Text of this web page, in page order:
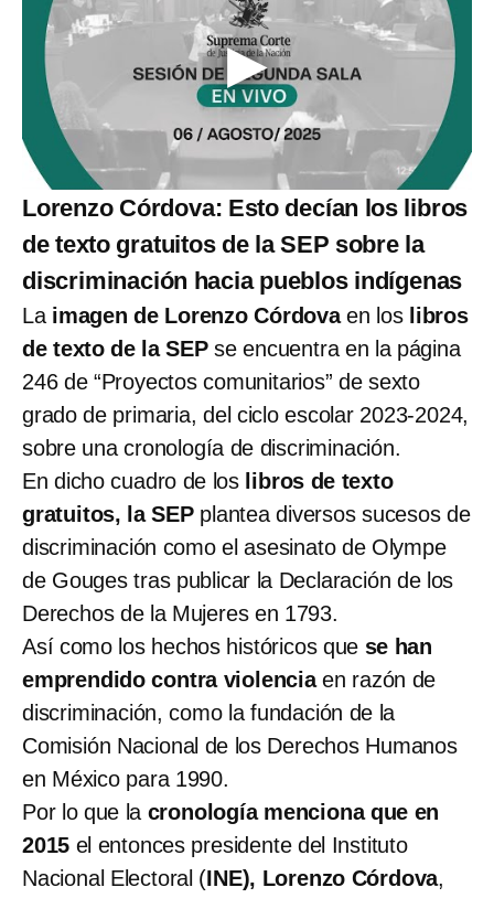
Lorenzo Córdova: Esto decían los libros
de texto gratuitos de la SEP sobre la
discriminación hacia pueblos indígenas
La imagen de Lorenzo Córdovaen los libros
de texto de la SEPse encuentra en la página
246 de “Proyectos comunitarios” de sexto
grado de primaria, del ciclo escolar 2023-2024,
sobre una cronología de discriminación.
En dicho cuadro de los libros de texto
gratuitos, la SEPplantea diversos sucesos de
discriminación como el asesinato de Olympe
de Gouges tras publicar la Declaración de los
Derechos de la Mujeres en 1793.
Así como los hechos históricos que se han
emprendido contra violenciaen razón de
discriminación, como la fundación de la
Comisión Nacional de los Derechos Humanos
en México para 1990.
Por lo que la cronología menciona que en
2015 el entonces presidente del Instituto
Nacional Electoral (INE), Lorenzo Córdova,